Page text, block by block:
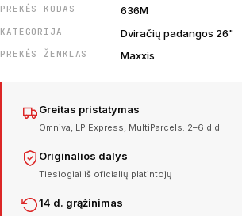
PREKĖS KODAS 636M
KATEGORIJA Dviračių padangos 26"
PREKĖS ŽENKLAS Maxxis
Greitas pristatymas
Omniva, LP Express, MultiParcels. 2–6 d.d.
Originalios dalys
Tiesiogiai iš oficialių platintojų
14 d. grąžinimas